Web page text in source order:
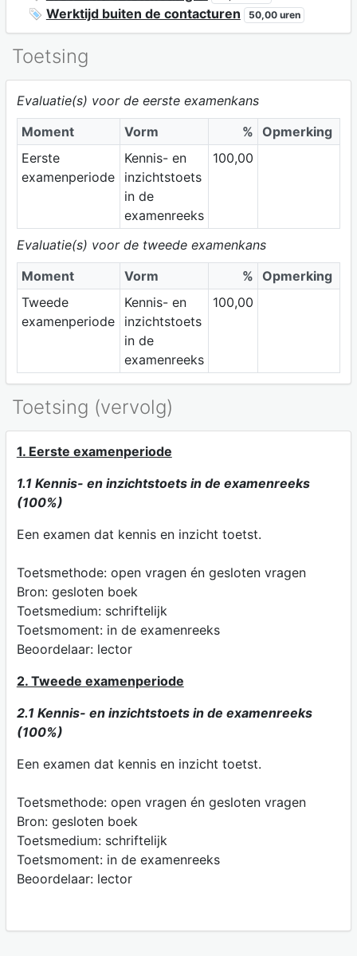
Werktijd buiten de contacturen 50,00 uren
Toetsing
Evaluatie(s) voor de eerste examenkans
Moment
Vorm % Opmerking
Eerste
examenperiode
Kennis- en
inzichtstoets
in de
examenreeks
100,00
Evaluatie(s) voor de tweede examenkans
Moment
Vorm % Opmerking
Tweede
examenperiode
Kennis- en
inzichtstoets
in de
examenreeks
100,00
Toetsing (vervolg)
1. Eerste examenperiode
1.1 Kennis- en inzichtstoets in de examenreeks
(100%)
Een examen dat kennis en inzicht toetst.
Toetsmethode: open vragen én gesloten vragen
Bron: gesloten boek
Toetsmedium: schriftelijk
Toetsmoment: in de examenreeks
Beoordelaar: lector
2. Tweede examenperiode
2.1 Kennis- en inzichtstoets in de examenreeks
(100%)
Een examen dat kennis en inzicht toetst.
Toetsmethode: open vragen én gesloten vragen
Bron: gesloten boek
Toetsmedium: schriftelijk
Toetsmoment: in de examenreeks
Beoordelaar: lector